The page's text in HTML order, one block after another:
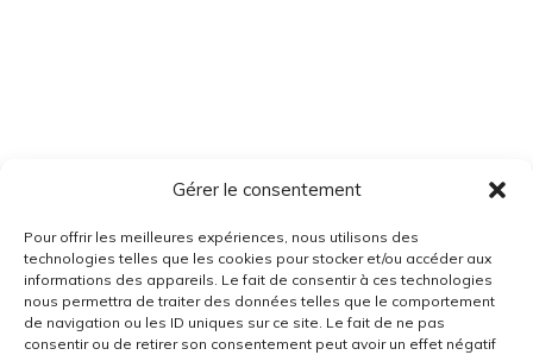
Gérer le consentement
Pour offrir les meilleures expériences, nous utilisons des
technologies telles que les cookies pour stocker et/ou accéder aux
informations des appareils. Le fait de consentir à ces technologies
nous permettra de traiter des données telles que le comportement
de navigation ou les ID uniques sur ce site. Le fait de ne pas
consentir ou de retirer son consentement peut avoir un effet négatif